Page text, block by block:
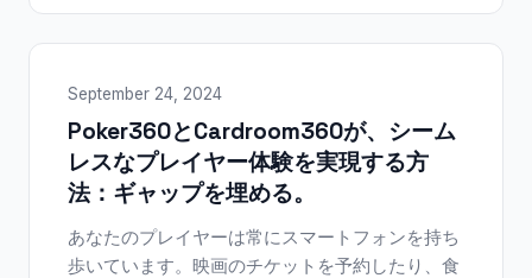
September 24, 2024
Poker360とCardroom360が、シーム
レスなプレイヤー体験を実現する方
法：ギャップを埋める。
あなたのプレイヤーは常にスマートフォンを持ち
歩いています。映画のチケットを予約したり、食